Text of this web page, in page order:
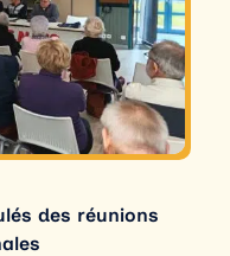
des réunions